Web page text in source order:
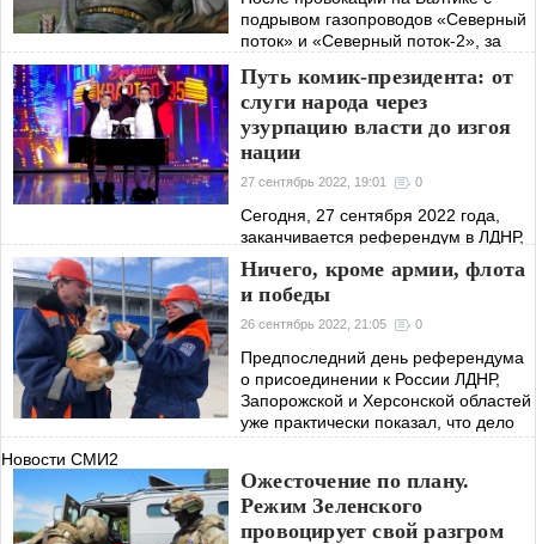
подрывом газопроводов «Северный
поток» и «Северный поток-2», за
американские «уши», Европа и весь
мир действительно застыли в
ожидании, чем
Путь комик-президента: от
слуги народа через
узурпацию власти до изгоя
нации
27 сентябрь 2022, 19:01 0
Сегодня, 27 сентября 2022 года,
заканчивается референдум в ЛДНР,
Запорожской и Херсонской областях,
который означает, что Украина через
три дня окончательно потеряет 20%
своей территории. Каждый
Ничего, кроме армии, флота
и победы
26 сентябрь 2022, 21:05 0
Предпоследний день референдума
о присоединении к России ЛДНР,
Запорожской и Херсонской областей
уже практически показал, что дело
уже сделано и уход указанных
решенный.
Новости СМИ2
Ожесточение по плану.
Режим Зеленского
провоцирует свой разгром